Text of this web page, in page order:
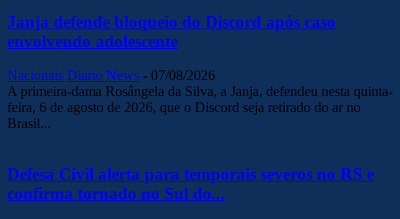
Janja defende bloqueio do Discord após caso
envolvendo adolescente
Nacionais Diario News - 07/08/2026
A primeira-dama Rosângela da Silva, a Janja, defendeu nesta quinta-
feira, 6 de agosto de 2026, que o Discord seja retirado do ar no
Brasil...
Defesa Civil alerta para temporais severos no RS e
confirma tornado no Sul do...